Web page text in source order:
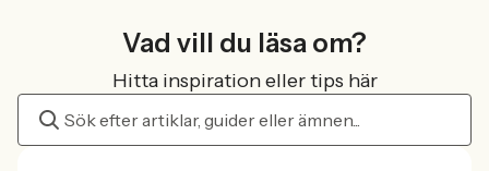
Vad vill du läsa om?
Hitta inspiration eller tips här